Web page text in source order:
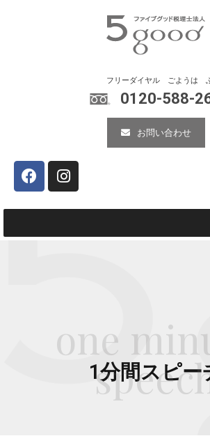
0120-588-
お問い合わせ
1分間スピー
one